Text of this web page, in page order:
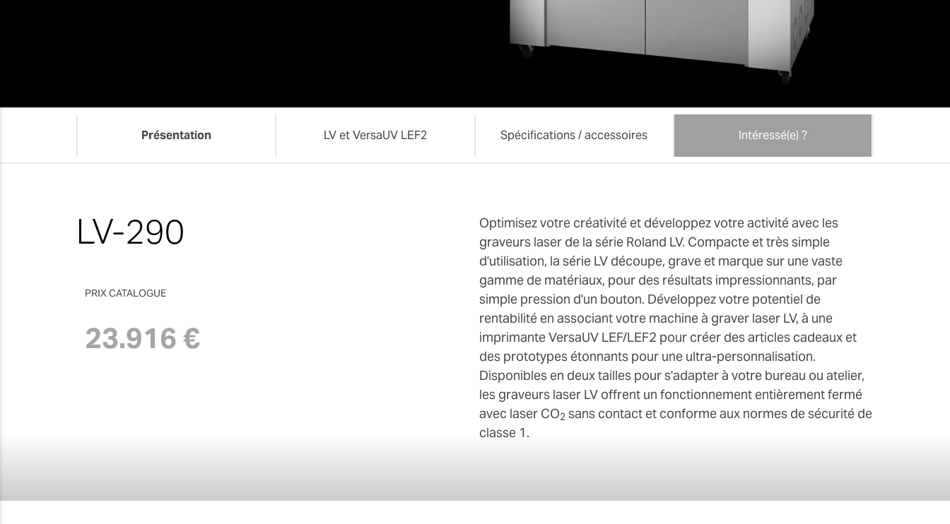
Présentation LV et VersaUV LEF2 Spécifications / accessoires Intéressé(e) ?
LV-290
PRIX CATALOGUE
23.916 €
Optimisez votre créativité et développez votre activité avec les
graveurs laser de la série Roland LV. Compacte et très simple
d'utilisation, la série LV découpe, grave et marque sur une vaste
gamme de matériaux, pour des résultats impressionnants, par
simple pression d'un bouton. Développez votre potentiel de
rentabilité en associant votre machine à graver laser LV, à une
imprimante VersaUV LEF/LEF2 pour créer des articles cadeaux et
des prototypes étonnants pour une ultra-personnalisation.
Disponibles en deux tailles pour s'adapter à votre bureau ou atelier,
les graveurs laser LV offrent un fonctionnement entièrement fermé
avec laser CO2 sans contact et conforme aux normes de sécurité de
classe 1.